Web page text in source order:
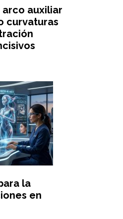
arco auxiliar
curvaturas
la
en